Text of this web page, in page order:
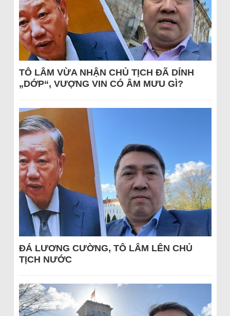
TÔ LÂM VỪA NHẬN CHỦ TỊCH ĐÃ DÍNH
„DỚP“, VƯỢNG VIN CÓ ÂM MƯU GÌ?
ĐÁ LƯƠNG CƯỜNG, TÔ LÂM LÊN CHỦ
TỊCH NƯỚC